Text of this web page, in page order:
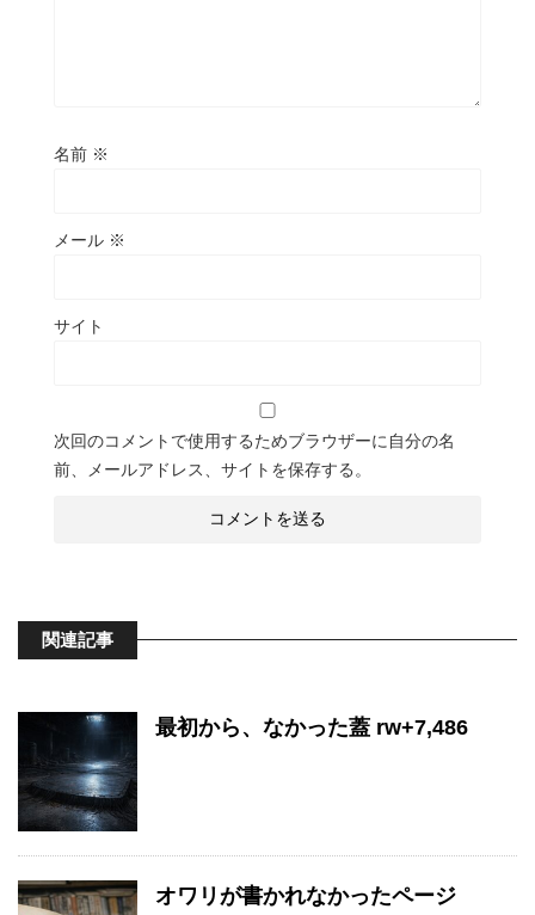
名前 ※
メール ※
サイト
次回のコメントで使用するためブラウザーに自分の名
前、メールアドレス、サイトを保存する。
関連記事
最初から、なかった蓋 rw+7,486
オワリが書かれなかったページ